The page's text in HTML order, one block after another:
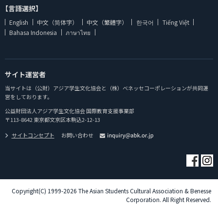
【言語選択】
English 中文（简体字） 中文（繁體字） 한국어
Tiếng Việt
Bahasa Indonesia
ภาษาไทย
サイト運営者
当サイトは（公財）アジア学生文化協会と（株）ベネッセコーポレーションが共同運
営をしております。
公益財団法人アジア学生文化協会 国際教育支援事業部
〒113-8642 東京都文京区本駒込2-12-13
サイトコンセプト
お問い合わせ
Copyright(C) 1999-2026 The Asian Students Cultural Association & Benesse
Corporation. All Right Reserved.